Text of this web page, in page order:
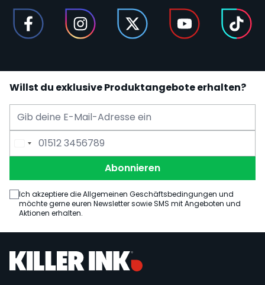
Willst du exklusive Produktangebote erhalten?
E-Mail Adresse
Telefonnummer
Abonnieren
Ich akzeptiere die Allgemeinen Geschäftsbedingungen und
möchte gerne euren Newsletter sowie SMS mit Angeboten und
Aktionen erhalten.